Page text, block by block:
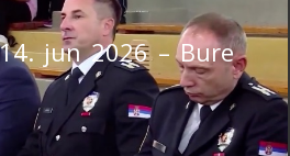
jun 2026 – Bure